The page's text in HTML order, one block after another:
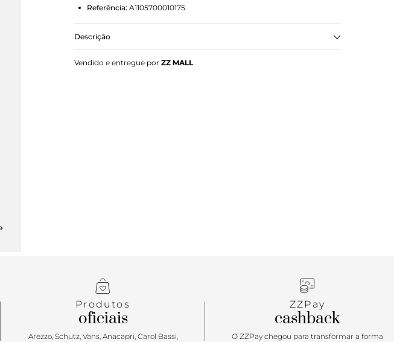
Referência: A1105700010175
Descrição
Rasteira Rosa Tira Vazada
Vendido e entregue por ZZ MALL
Produtos
oficiais
Arezzo, Schutz, Vans, Anacapri, Carol Bassi,
ZZPay
cashback
O ZZPay chegou para transformar a forma